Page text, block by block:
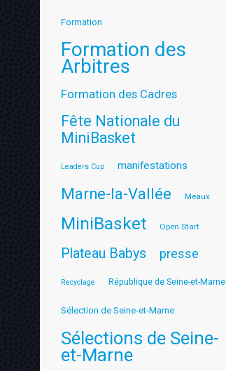
Formation
Formation des
Arbitres
Formation des Cadres
Fête Nationale du
MiniBasket
Leaders Cup manifestations
Marne-la-Vallée Meaux
MiniBasket Open Start
Plateau Babys presse
Recyclage République de Seine-et-Marne
Sélection de Seine-et-Marne
Sélections de Seine-
et-Marne